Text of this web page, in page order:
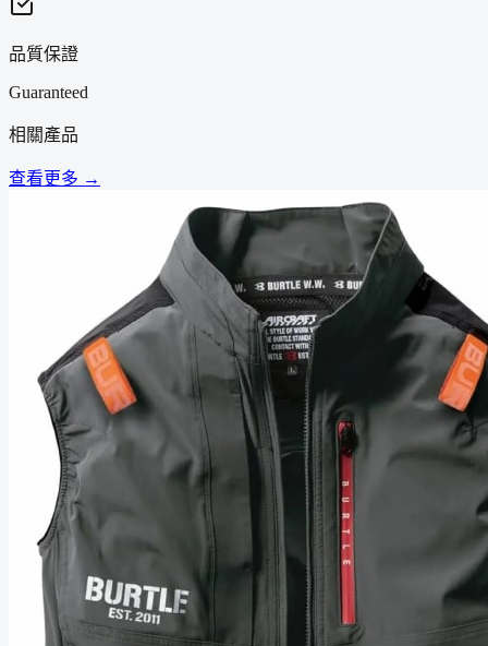
品質保證
Guaranteed
相關產品
查看更多 →